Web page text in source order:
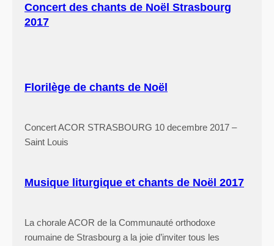
Concert des chants de Noël Strasbourg
2017
Florilège de chants de Noël
Concert ACOR STRASBOURG 10 decembre 2017 –
Saint Louis
Musique liturgique et chants de Noël 2017
La chorale ACOR de la Communauté orthodoxe
roumaine de Strasbourg a la joie d’inviter tous les